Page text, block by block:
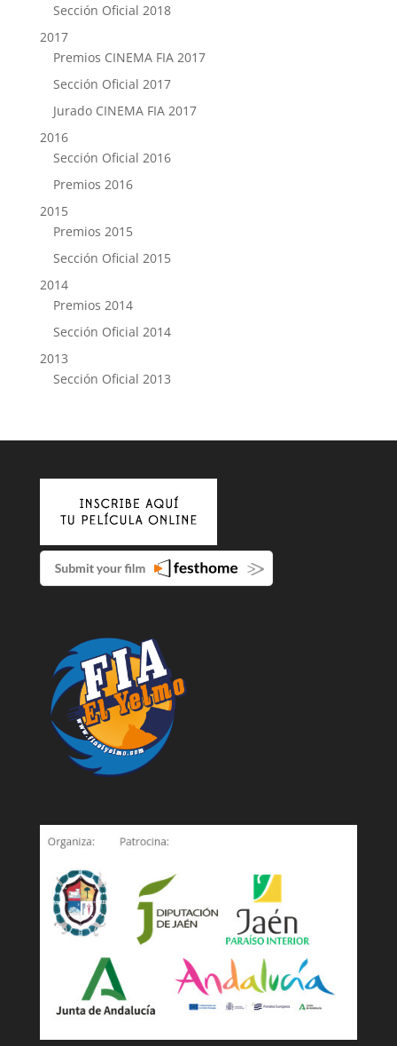
Sección Oficial 2018
2017
Premios CINEMA FIA 2017
Sección Oficial 2017
Jurado CINEMA FIA 2017
2016
Sección Oficial 2016
Premios 2016
2015
Premios 2015
Sección Oficial 2015
2014
Premios 2014
Sección Oficial 2014
2013
Sección Oficial 2013